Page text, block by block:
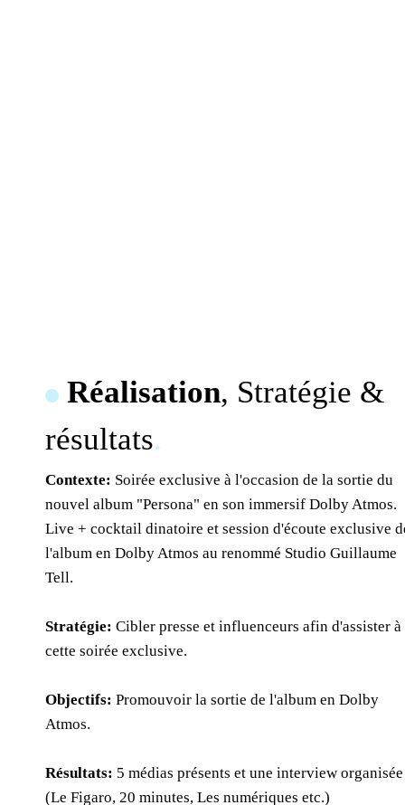
Réalisation, Stratégie &
résultats.
Contexte: Soirée exclusive à l'occasion de la sortie du
nouvel album "Persona" en son immersif Dolby Atmos.
Live + cocktail dinatoire et session d'écoute exclusive
l'album en Dolby Atmos au renommé Studio Guillaume
Tell.
Stratégie: Cibler presse et influenceurs afin d'assister à
cette soirée exclusive.
Objectifs:Promouvoir la sortie de l'album en Dolby
Atmos.
Résultats: 5 médias présents et une interview organisée
(Le Figaro, 20 minutes, Les numériques etc.)